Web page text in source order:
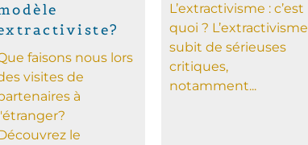
faisons nous lors
visites de
à
le
L’extractivisme : c’est
quoi ? L’extractivisme
subit de sérieuses
critiques,
notamment...